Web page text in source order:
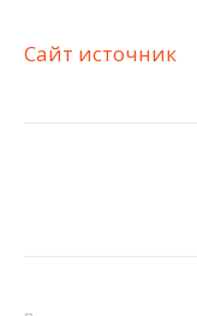
Сайт источник